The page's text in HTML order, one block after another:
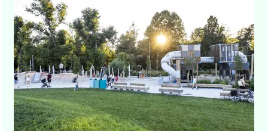
Fejlesztések egy
zöld Budapestért
További
fejlesztések
KÉSZ
Ökopark Pünkösdfürdőn